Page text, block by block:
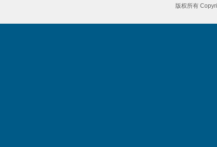
版权所有